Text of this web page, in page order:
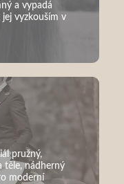
a vypadá
jej vyzkouším v
pružný,
těle, nádherný
moderní